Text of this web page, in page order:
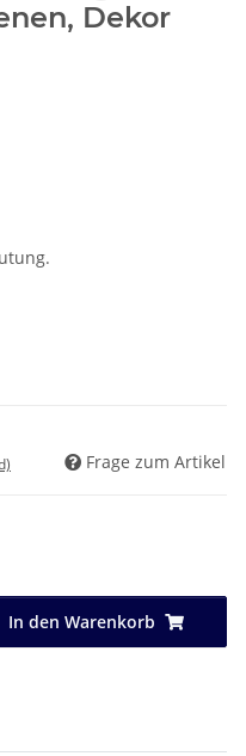
Dekor
Frage zum Artikel
In den Warenkorb